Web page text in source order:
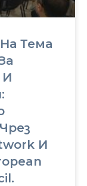
Тема
И
И